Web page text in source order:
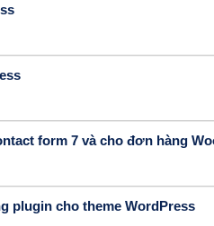
form 7 và cho đơn hàng
plugin cho theme WordPress